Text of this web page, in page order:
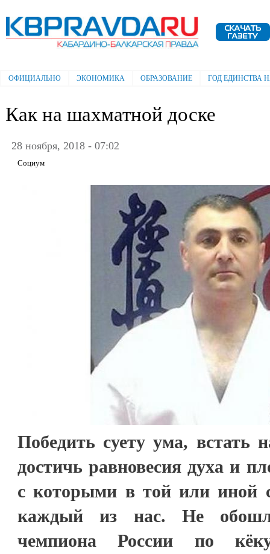
Электронная газета "Кабардино-
Балкарская правда"
Главное меню
ОФИЦИАЛЬНО ЭКОНОМИКА ОБРАЗОВАНИЕ ГОД ЕДИНСТВА
Как на шахматной доске
28 ноября, 2018 - 07:02
Социум
Победить суету ума, встать
достичь равновесия духа и
с которыми в той или иной
каждый из нас. Не
чемпиона России по